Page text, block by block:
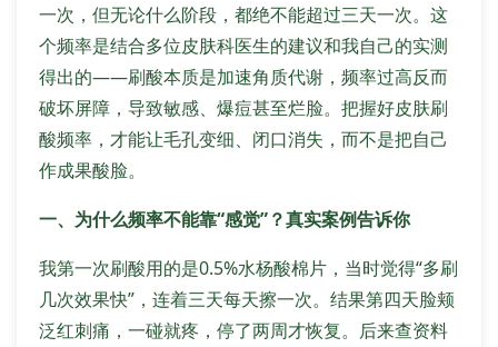
一次，但无论什么阶段，都绝不能超过三天一次。这
个频率是结合多位皮肤科医生的建议和我自己的实测
得出的——刷酸本质是加速角质代谢，频率过高反而
破坏屏障，导致敏感、爆痘甚至烂脸。把握好皮肤刷
酸频率，才能让毛孔变细、闭口消失，而不是把自己
作成果酸脸。
一、为什么频率不能靠“感觉”？真实案例告诉你
我第一次刷酸用的是0.5%水杨酸棉片，当时觉得“多刷
几次效果快”，连着三天每天擦一次。结果第四天脸颊
泛红刺痛，一碰就疼，停了两周才恢复。后来查资料